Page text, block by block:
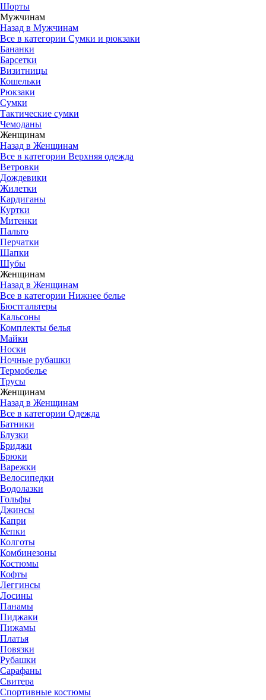
Шорты
Мужчинам
Назад в Мужчинам
Все в категории Сумки и рюкзаки
Бананки
Барсетки
Визитницы
Кошельки
Рюкзаки
Сумки
Тактические сумки
Чемоданы
Женщинам
Назад в Женщинам
Все в категории Верхняя одежда
Ветровки
Дождевики
Жилетки
Кардиганы
Куртки
Митенки
Пальто
Перчатки
Шапки
Шубы
Женщинам
Назад в Женщинам
Все в категории Нижнее белье
Бюстгальтеры
Кальсоны
Комплекты белья
Майки
Носки
Ночные рубашки
Термобелье
Трусы
Женщинам
Назад в Женщинам
Все в категории Одежда
Батники
Блузки
Бриджи
Брюки
Варежки
Велосипедки
Водолазки
Гольфы
Джинсы
Капри
Кепки
Колготы
Комбинезоны
Костюмы
Кофты
Леггинсы
Лосины
Панамы
Пиджаки
Пижамы
Платья
Повязки
Рубашки
Сарафаны
Свитера
Спортивные костюмы